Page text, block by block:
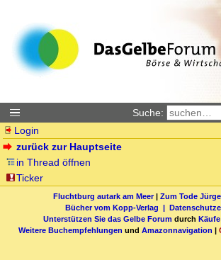
Suche:
Login
zurück zur Hauptseite
in Thread öffnen
Ticker
Fluchtburg autark am Meer| Zum Tode
Bücher vom Kopp-Verlag |
Unterstützen Sie das Gelbe Forum durch
Weitere Buchempfehlungen und Amazonnavigation |